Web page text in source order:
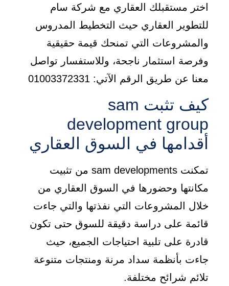
اختر مستقبلك العقاري مع شركة سام
للتطوير العقاري حيث التخطيط المدروس
والمشروعات التي تمنحك قيمة حقيقية
وفرصة استثمار ناجحة، وللاستفسار تواصل
معنا عن طريق الرقم الآتي: 01003372331
كيف تثبت sam
development group
أقدامها في السوق العقاري
تمكنت sam developments من تثبيت
مكانتها وحضورها في السوق العقاري من
خلال المشروعات التي نفذتها والتي جاءت
قائمة على دراسة دقيقة للسوق حتى تكون
قادرة على تلبية احتياجات الجميع، حيث
جاءت بأنظمة سداد مرنة ومنتجات متنوعة
تلائم شرائح مختلفة.